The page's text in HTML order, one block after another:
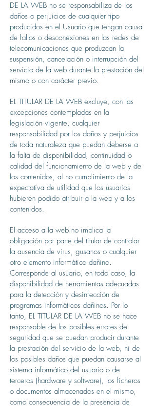
DE LA WEB no se responsabiliza de los
daños o perjuicios de cualquier tipo
producidos en el Usuario que tengan causa
de fallos o desconexiones en las redes de
telecomunicaciones que produzcan la
suspensión, cancelación o interrupción del
servicio de la web durante la prestación del
mismo o con carácter previo.
EL TITULAR DE LA WEB excluye, con las
excepciones contempladas en la
legislación vigente, cualquier
responsabilidad por los daños y perjuicios
de toda naturaleza que puedan deberse a
la falta de disponibilidad, continuidad o
calidad del funcionamiento de la web y de
los contenidos, al no cumplimiento de la
expectativa de utilidad que los usuarios
hubieren podido atribuir a la web y a los
contenidos.
El acceso a la web no implica la
obligación por parte del titular de controlar
la ausencia de virus, gusanos o cualquier
otro elemento informático dañino.
Corresponde al usuario, en todo caso, la
disponibilidad de herramientas adecuadas
para la detección y desinfección de
programas informáticos dañinos. Por lo
tanto, EL TITULAR DE LA WEB no se hace
responsable de los posibles errores de
seguridad que se puedan producir durante
la prestación del servicio de la web, ni de
los posibles daños que puedan causarse al
sistema informático del usuario o de
terceros (hardware y software), los ficheros
o documentos almacenados en el mismo,
como consecuencia de la presencia de